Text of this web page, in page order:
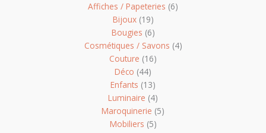
Affiches / Papeteries (6)
Bijoux(19)
Bougies (6)
Cosmétiques / Savons (4)
Couture (16)
Déco (44)
Enfants (13)
Luminaire (4)
Maroquinerie (5)
Mobiliers (5)